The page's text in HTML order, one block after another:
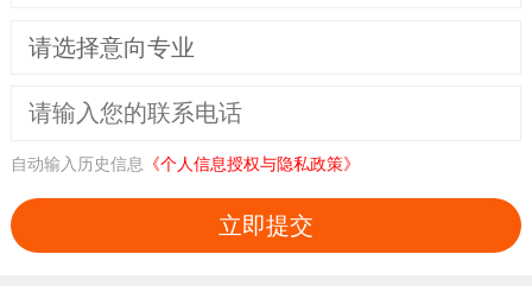
自动输入历史信息 《个人信息授权与隐私政策》
立即提交